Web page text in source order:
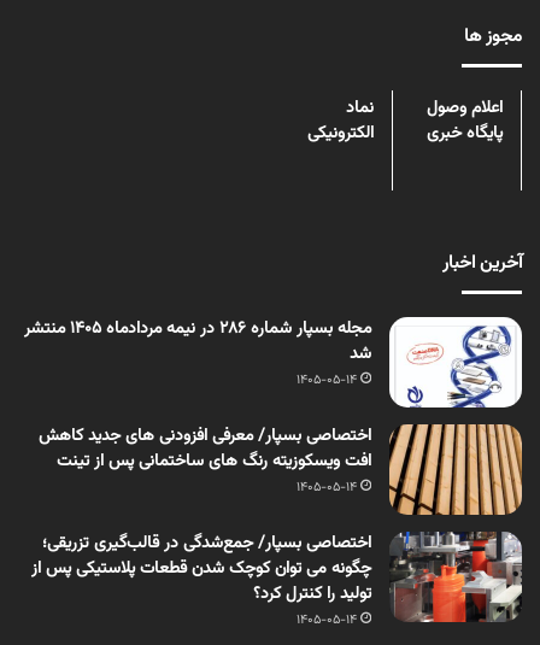
مجوز ها
اعلام وصول
پایگاه خبری
نماد
الکترونیکی
آخرین اخبار
مجله بسپار شماره 286 در نیمه مردادماه 1405 منتشر
شد
1405-05-14
اختصاصی بسپار/ معرفی افزودنی های جدید کاهش
افت ویسکوزیته رنگ های ساختمانی پس از تینت
1405-05-14
اختصاصی بسپار/ جمع‌شدگی در قالب‌گیری تزریقی؛
چگونه می توان کوچک شدن قطعات پلاستیکی پس از
تولید را کنترل کرد؟
1405-05-14